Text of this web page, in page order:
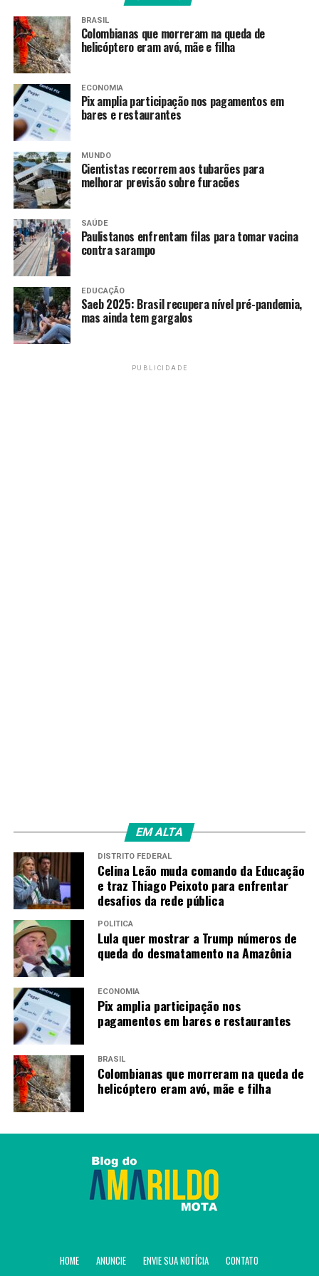
restabeleceu a decisão de primeira instância
condenou o homem e a mãe da adolescente. O
magistrado também determinou a prisão dos acusados.
Fonte:Agência Brasil
TAGS
PRÓXIMO
Polícia Federal investiga licitação suspeita em Lajeado,
no RS
RECENTES
Câmara aprova PL antifacção e endurece penas para
crime organizado
Amarildo Mota
BRASIL
Colombianas que morreram na queda de
helicóptero eram avó, mãe e filha
ECONOMIA
Pix amplia participação nos pagamentos em
bares e restaurantes
MUNDO
Cientistas recorrem aos tubarões para
melhorar previsão sobre furacões
SAÚDE
Paulistanos enfrentam filas para tomar vacina
contra sarampo
EDUCAÇÃO
Saeb 2025: Brasil recupera nível pré-pandemia,
mas ainda tem gargalos
PUBLICIDADE
EM ALTA
DISTRITO FEDERAL
Celina Leão muda comando da Educação
e traz Thiago Peixoto para enfrentar
desafios da rede pública
POLÍTICA
Lula quer mostrar a Trump números de
queda do desmatamento na Amazônia
ECONOMIA
Pix amplia participação nos
pagamentos em bares e restaurantes
BRASIL
Colombianas que morreram na queda de
helicóptero eram avó, mãe e filha
HOME ANUNCIE ENVIE SUA NOTÍCIA CONTATO